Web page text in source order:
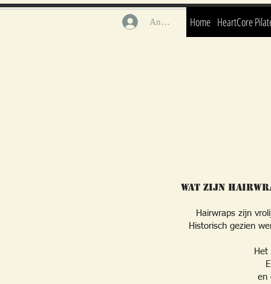
Anmelden Home HeartCore
Wat zijn
Hairwraps zijn
Historisch gezien
Het
en